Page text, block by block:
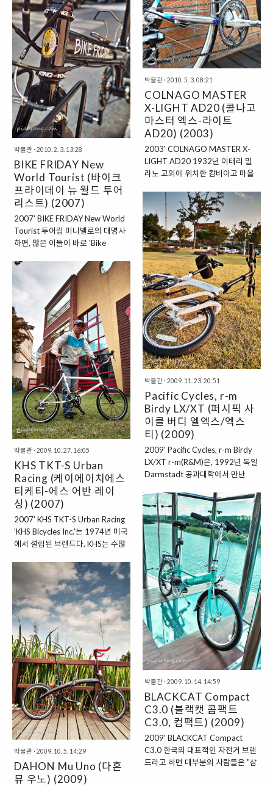
부 플랑드르 지방에서 파베(Pave)
구간이 가득한 가파른 언덕을 내달
리는 극악무도한 레이스, 투어 오브
플랜더스(Ronde Van
Vlaanderen)의 1919년 우승자 앙
리 반 레르베르흐(Henri Van
Lerberghe)의 별명인 ‘Ritt..
코스를 보다 빠르고 편하게 달릴 수
있게 해 달라”며 목소릴 높였다. 결
국 트렉은 이 까다롭기로 정평난 스
위스 근육남의 의견을 적극적으로
수렴했고 ‘승차감은 부드럽게, 적은
힘으로 더 큰 파워’라는 의미의
‘Less In, More Out’이라는 슬로건
을 모토로 신차 개발에 박차를 가했
다. 이어 트렉은 북프랑스 지방의 파
베(Pave)와 같은 코블스톤 구간을
미국 현지에 구현해 냈다. 그리고 이
어진 가혹한 블라인드 테스트를 셀
수 없이 반..
박물관· 2010. 5. 3. 08:21
COLNAGO MASTER
X-LIGHT AD20 (콜나고
마스터 엑스-라이트
AD20) (2003)
2003' COLNAGO MASTER X-
LIGHT AD20 1932년 이태리 밀
라노 교외에 위치한 캄비아고 마을
(Ernesto Colnago)’는 12살 때부
터 마을 공장에서 용접공으로 착실
하게 일했다. 그러던 어느 날 친구의
소개로 ‘알프로레드 포체이지’가
1922년 설립한 자전거 공방 ‘글로
리아’를 소개한다. 자전거 경기
(Racing)에 빠져 있던 그에게는 꿈
같은 제안이기에 일을 하기 시작했
고, 몇 년 뒤 그 경험을 바탕으로 그
의 고향 캄비아고에 자전거 공방을
연다. (참고로, 2005년 전까지 그의
고향 Cambiago, Italy의 콜나고 공
장에서는 고성능 로드바이크 프레
임을 전 세계로 생산 수출 하였으며,
2006년부터는 대만에서도 생산 된
다.) 그렇게 5m 밖에..
박물관· 2010. 2. 3. 13:28
BIKE FRIDAY New
World Tourist (바이크
프라이데이 뉴 월드 투어
리스트) (2007)
2007' BIKE FRIDAY New World
Tourist 투어링 미니벨로의 대명사
하면, 많은 이들이 바로 'Bike
프)'를 떠올린다. 그도 그럴 것이
Bike Friday(바이크 프라이데이, 바
프)의 창업주 'Hanz scholz'는 뛰어
난 성능의 투어링(여행) 자전거를
만들겠다는 일념으로 1991년 다이
아몬드 프레임의 '뉴 월드 투어리스
트' 프로토타입을 만들었고 그것은
역사의 시작이 됐다. 이 미국산 미니
벨로는 매우 튼튼하면서도 특별하
다. "Bike Friday"는 로빈슨 크루소
(소설)에 나오는 '크루소'의 믿음직
스런 동료인 "Friday"의 이름을 따
만들어졌다. 결과적으로 Bike
Friday란 자전거 이름은 초창기 자
전거를 만들기 시작했던 회사 ..
박물관· 2009. 11. 23. 20:51
Pacific Cycles, r-m
Birdy LX/XT (퍼시픽 사
이클 버디 엘엑스/엑스
티) (2009)
2009' Pacific Cycles, r-m Birdy
LX/XT r-m(R&M)은, 1992년 독일
Darmstadt 공과대학에서 만난
'Heiko Müller(하이코 뮐러)'가 설
립한 자전거 회사다. 그들의 이니셜
Riese와 Müller의 첫 이니셜 'R-
M'을 딴 명칭이 회사의 이름 R-M이
다. 그래서 Birdy의 싯스테이를 보
면 riese und müller 데칼이 붙어
있다. 'Birdy'의 탄생지는 '독일
(Germany)'이지만 생산되고 있는
나라는 자전거 대국 '대만
(Taiwan)'이다. 1993년, r-m의
Heiko Müller 부모님의 차고에서
Birdy의 프로토타입을 개발하였고.
그 해, 가을 Eurobike(유로바이크)
에 버디를 출품했다..
박물관· 2009. 10. 27. 16:05
KHS TKT-S Urban
Racing (케이에이치에스
티케티-에스 어반 레이
싱) (2007)
2007' KHS TKT-S Urban Racing
'KHS Bicycles Inc.'는 1974년 미국
에서 설립된 브랜드다. KHS는 수많
이드를 가지고 있는데 지난 25년간
처음으로 대만에서 레이놀즈 튜빙
(Reynolds tubings, 1979)을 사용
하였고 시어스파트너 진행 수상
(Sears Partner in Progress
Award, 1986) 산악자전거 잡지
"올해의 자전거 상"(Mountain
Biking Magazine's coveted "Bike
of the Year Award", 1994) 델타
리니어 Downtube 설계를 위한 미
국 특허 획득(Delta Linear
Downtube design, 1998) 세계 최
초의 "Softtail(소프트테일)..
박물관· 2009. 10. 14. 14:59
BLACKCAT Compact
C3.0 (블랙캣 콤팩트
C3.0, 컴팩트) (2009)
2009' BLACKCAT Compact
C3.0 한국의 대표적인 자전거 브랜
드라고 하면 대부분의 사람들은 "삼
박물관· 2009. 10. 5. 14:29
DAHON Mu Uno (다혼
뮤 우노) (2009)